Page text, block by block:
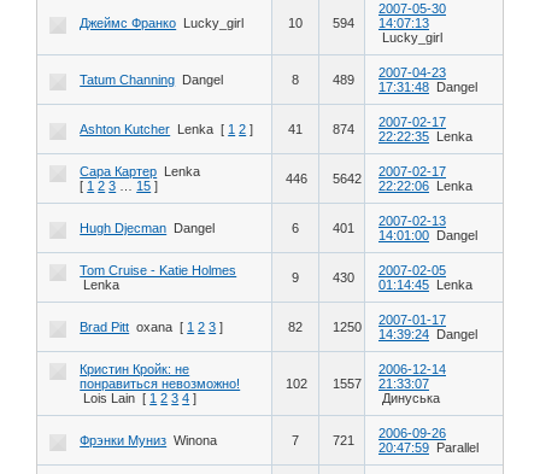
Джеймс Франко Lucky_girl 10 594
2007-05-30
14:07:13
Lucky_girl
Tatum Channing Dangel 8 489
2007-04-23
17:31:48
Dangel
Ashton Kutcher Lenka [ 1 2 ] 41 874
2007-02-17
22:22:35
Lenka
Сара Картер
Lenka
[ 1 2 3 15 ] 446 5642
2007-02-17
22:22:06
Lenka
Hugh Djecman Dangel 6 401
2007-02-13
14:01:00
Dangel
Tom Cruise - Katie Holmes
Lenka
9 430
2007-02-05
01:14:45
Lenka
Brad Pitt oxana [ 1 2 3 ] 82 1250
2007-01-17
14:39:24
Dangel
Кристин Кройк: не
понравиться невозможно!
Lois Lain [ 1 2 3 4 ]
102 1557
2006-12-14
21:33:07
Динуська
Фрэнки Муниз Winona 7 721
2006-09-26
20:47:59
Parallel